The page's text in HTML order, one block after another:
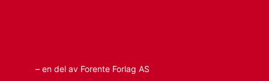
– en del av Forente Forlag AS